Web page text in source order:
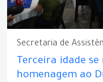
Secretaria de
Terceira idade
homenagem ao